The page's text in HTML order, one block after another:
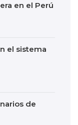
en el Perú
el sistema
de